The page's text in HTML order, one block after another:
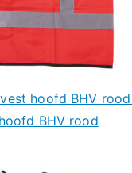
hoofd BHV
BHV rood